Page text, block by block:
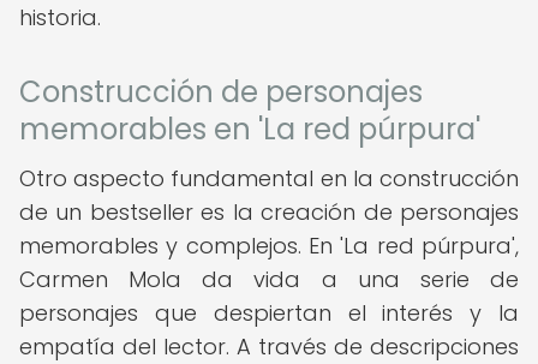
historia.
Construcción de personajes
memorables en 'La red púrpura'
Otro aspecto fundamental en la construcción
de un bestseller es la creación de personajes
memorables y complejos. En 'La red púrpura',
Carmen Mola da vida a una serie de
personajes que despiertan el interés y la
empatía del lector. A través de descripciones